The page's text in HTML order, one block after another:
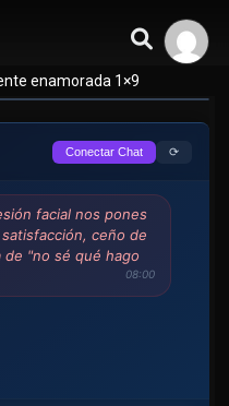
enamorada 1×9
Conectar Chat ⟳
facial nos pones
ceño de
de "no sé qué hago
08:00